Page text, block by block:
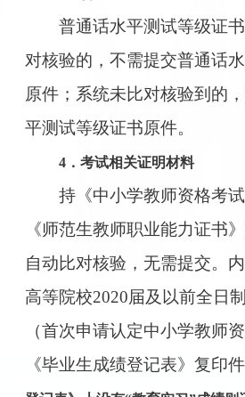
普通话水平测试等级证
对核验的，不需提交普通话
原件；系统未比对核验到的
平测试等级证书原件。
4．考试相关证明材料
持《中小学教师资格考
《师范生教师职业能力证书
自动比对核验，无需提交。
高等院校2020届及以前全日
（首次申请认定中小学教师
《毕业生成绩登记表》复印件